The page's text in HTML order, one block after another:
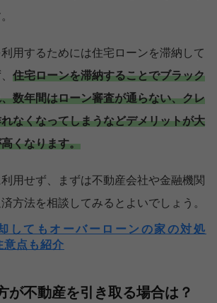
用するためには住宅ローンを滞納して
住宅ローンを滞納することでブラック
数年間はローン審査が通らない、クレ
なくなってしまうなどデメリットが大
くなります。
用せず、まずは不動産会社や金融機関
方法を相談してみるとよいでしょう。
してもオーバーローンの家の対処
意点も紹介
不動産を引き取る場合は？